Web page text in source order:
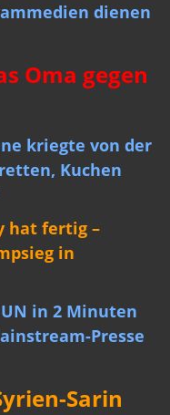
dienen
Oma gegen
kriegte von der
Kuchen
hat fertig –
in
in 2 Minuten
Presse
Sarin